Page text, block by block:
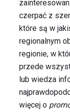
czerpać z
które są w
regionalnym
regionie, w
przede
lub wiedza
więcej o